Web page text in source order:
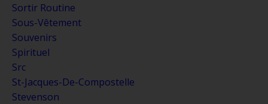
Sortir Routine
Sous-Vêtement
Souvenirs
Spirituel
Src
St-Jacques-De-Compostelle
Stevenson